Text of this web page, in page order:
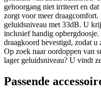
gehoorgang niet irriteert en
zorgt voor meer
geluidsniveau met 33dB. U
inclusief handig opbergdoosje.
draagkoord bevestigd, zodat
Op zoek naar oordoppen van
lager geluidsniveau? U vindt
Passende